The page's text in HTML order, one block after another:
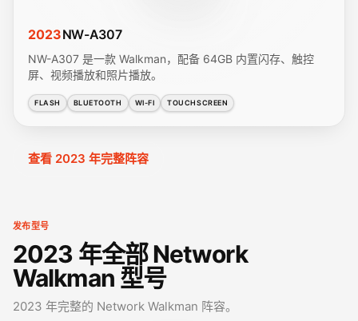
2023NW-A307
NW-A307 是一款 Walkman，配备 64GB 内置闪存、触控
屏、视频播放和照片播放。
FLASH BLUETOOTH WI-FI TOUCHSCREEN
查看 2023 年完整阵容
发布型号
2023 年全部 Network
Walkman 型号
2023 年完整的 Network Walkman 阵容。